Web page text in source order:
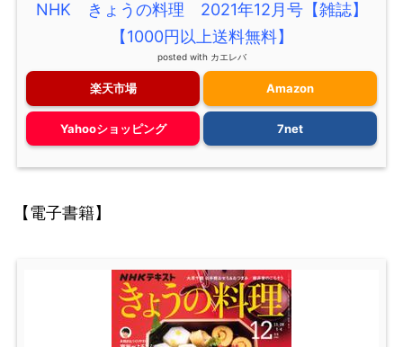
NHK きょうの料理 2021年12月号【雑誌】
【1000円以上送料無料】
posted with カエレバ
楽天市場 Amazon
Yahooショッピング 7net
【電子書籍】